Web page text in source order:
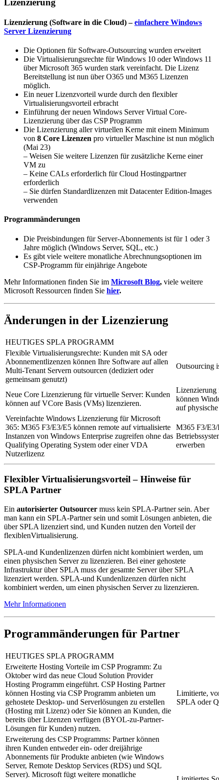
Lizenzierung (Software in die Cloud) –einfachere Windows
Server Lizenzierung
Die Optionen für Software-Outsourcing wurden erweitert
Die Virtualisierungsrechte für Windows 10 oder Windows 11
über Microsoft 365 wurden stark vereinfacht. Die Lizenz
Bereitstellung ist nun über O365 und M365 Lizenzen
möglich.
Ein neuer Lizenzvorteil wurde durch den flexibler
Virtualisierungsvorteil erbracht
Einführung der neuen Windows Server Virtual Core-
Lizenzierung über das CSP Programm
Die Lizenzierung aller virtuellen Kerne mit einem Minimum
von 8 Core Lizenzen pro virtueller Maschine ist nun möglich
(Mai 23)
– Weisen Sie weitere Lizenzen für zusätzliche Kerne einer
VM zu
– Keine CALs erforderlich für Cloud Hostingpartner
erforderlich
– Sie dürfen Standardlizenzen mit Datacenter Edition-Images
verwenden
Programmänderungen
Die Preisbindungen für Server-Abonnements ist für 1 oder 3
Jahre möglich (Windows Server, SQL, etc.)
Es gibt viele weitere monatliche Abrechnungsoptionen im
CSP-Programm für einjährige Angebote
Mehr Informationen finden Sie im Microsoft Blog, viele weitere
Microsoft Ressourcen finden Sie hier.
Änderungen in der Lizenzierung
HEUTIGES SPLA PROGRAMM
Flexible Virtualisierungsrechte: Kunden mit SA oder
Abonnementlizenzen können Ihre Software auf allen
Multi-Tenant Servern outsourcen (dediziert oder
gemeinsam genutzt)
Outsourcing
Neue Core Lizenzierung für virtuelle Server: Kunden
können auf VCore Basis (VMs) lizenzieren.
Lizenzierung
können
auf
Vereinfachte Windows Lizenzierung für Microsoft
365: M365 F3/E3/E5 können remote auf virtualisierte
Instanzen von Windows Enterprise zugreifen ohne das
Qualifying Operating System oder einer VDA
Nutzerlizenz
M365 F3/E3/
erwerben
Flexibler Virtualisierungsvorteil – Hinweise für
SPLA Partner
Ein autorisierter Outsourcer muss kein SPLA-Partner sein. Aber
man kann ein SPLA-Partner sein und somit Lösungen anbieten, die
über SPLA lizenziert sind, und Kunden nutzen den Vorteil der
flexiblenVirtualisierung.
SPLA-und Kundenlizenzen dürfen nicht kombiniert werden, um
einen physischen Server zu lizenzieren. Bei einer gehostete
Infrastruktur über SPLA muss der gesamte Server über SPLA
lizenziert werden. SPLA-und Kundenlizenzen dürfen nicht
kombiniert werden, um einen physischen Server zu lizenzieren.
Mehr Informationen
Programmänderungen für Partner
HEUTIGES SPLA PROGRAMM
Erweiterte Hosting Vorteile im CSP Programm: Zu
Oktober wird das neue Cloud Solution Provider
Hosting Programm eingeführt. CSP Hosting Partner
können Hosting via CSP Programm anbieten um
gehostete Desktop- und Serverlösungen zu erstellen
(Hosting mit Lizenz) oder Sie können an Kunden, die
bereits über Lizenzen verfügen (BYOL-zu-Partner-
Lösungen für Kunden) nutzen.
Limitierte,
SPLA oder
Erweiterung des CSP Programms: Partner können
ihren Kunden entweder ein- oder dreijährige
Abonnements für Produkte anbieten (wie Windows
Server, Remote Desktop Services (RDS) und SQL
Server). Microsoft fügt weitere monatliche